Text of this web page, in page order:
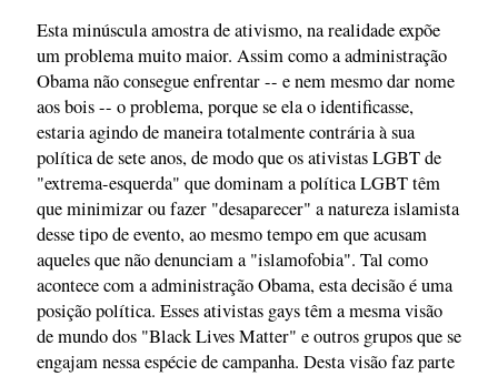
Esta minúscula amostra de ativismo, na realidade expõe
um problema muito maior. Assim como a administração
Obama não consegue enfrentar -- e nem mesmo dar nome
aos bois -- o problema, porque se ela o identificasse,
estaria agindo de maneira totalmente contrária à sua
política de sete anos, de modo que os ativistas LGBT de
"extrema-esquerda" que dominam a política LGBT têm
que minimizar ou fazer "desaparecer" a natureza islamista
desse tipo de evento, ao mesmo tempo em que acusam
aqueles que não denunciam a "islamofobia". Tal como
acontece com a administração Obama, esta decisão é uma
posição política. Esses ativistas gays têm a mesma visão
de mundo dos "Black Lives Matter" e outros grupos que se
engajam nessa espécie de campanha. Desta visão faz parte